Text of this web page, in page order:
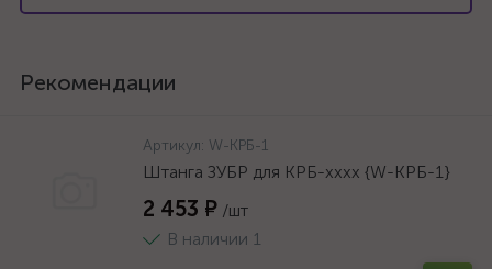
Рекомендации
Артикул: W-КРБ-1
Штанга ЗУБР для КРБ-хххх {W-КРБ-1}
2 453 ₽ /шт
В наличии 1